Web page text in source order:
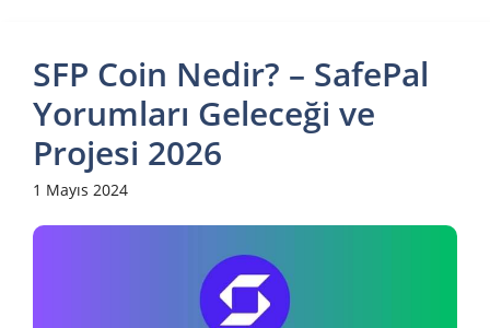
SFP Coin Nedir? – SafePal
Yorumları Geleceği ve
Projesi 2026
1 Mayıs 2024